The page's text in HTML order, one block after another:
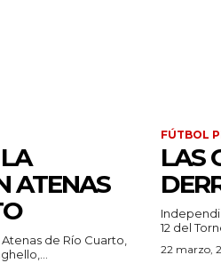
ATENAS
de Río Cuarto,
FÚTBOL
LAS
12 del
22 marzo,